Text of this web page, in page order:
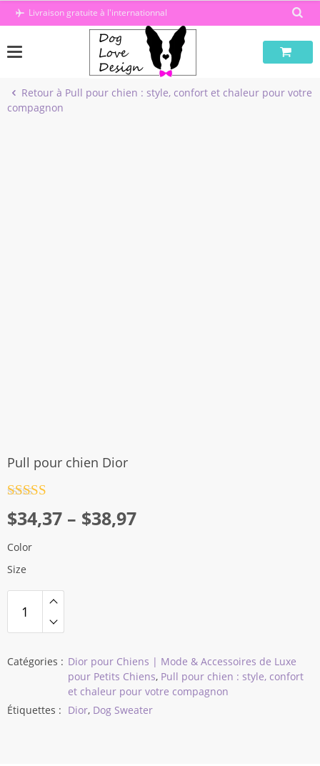
PasserLivraison gratuite à l'internationnal
Retour à Pull pour chien : style, confort et chaleur pour votre
compagnon
Pull pour chien Dior
sur 5
$34,37 – $38,97
Plage
de
prix :
$38,97
Color
Size
Catégories : Dior pour Chiens | Mode & Accessoires de Luxe
pour Petits Chiens, Pull pour chien : style, confort
et chaleur pour votre compagnon
Étiquettes : Dior, Dog Sweater